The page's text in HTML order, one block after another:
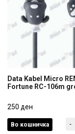
Fortune RC-106m
250 ден
Data Kabel Micro
Fortune RC-106m
250 ден
Во кошничка -